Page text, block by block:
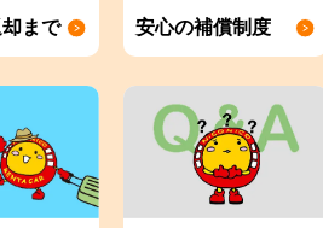
まで 安心の補償制度